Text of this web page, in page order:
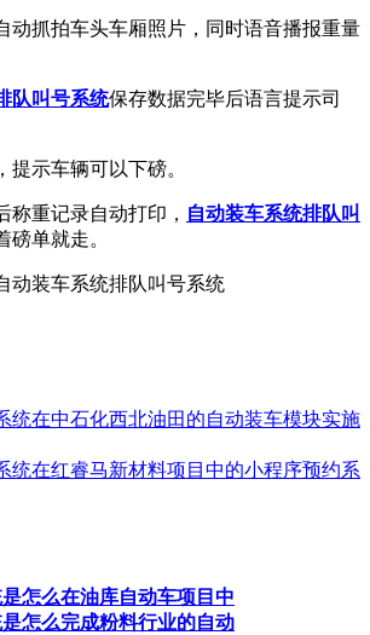
抓拍车头车厢照片，同时语音播报重量
队叫号系统保存数据完毕后语言提示司
示车辆可以下磅。
重记录自动打印， 自动装车系统排队叫
磅单就走。
统在中石化西北油田的自动装车模块实施
统在红睿马新材料项目中的小程序预约系
怎么在油库自动车项目中
怎么完成粉料行业的自动